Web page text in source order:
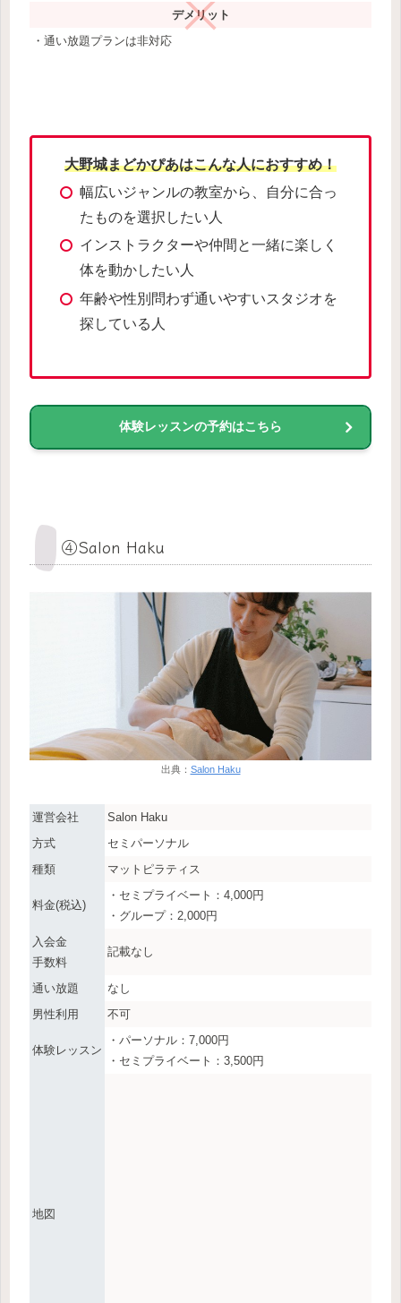
デメリット
・通い放題プランは非対応
大野城まどかぴあはこんな人におすすめ！
幅広いジャンルの教室から、自分に合っ
たものを選択したい人
インストラクターや仲間と一緒に楽しく
体を動かしたい人
年齢や性別問わず通いやすいスタジオを
探している人
体験レッスンの予約はこちら
④Salon Haku
出典： Salon Haku
運営会社
Salon Haku
方式
セミパーソナル
種類
マットピラティス
料金(税込)
・セミプライベート：4,000円
・グループ：2,000円
入会金
手数料
記載なし
通い放題
なし
男性利用
不可
体験レッスン
・パーソナル：7,000円
・セミプライベート：3,500円
地図